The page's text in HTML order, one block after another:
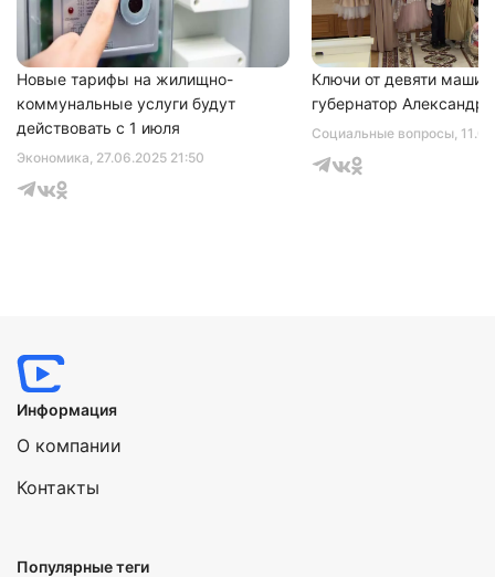
Экономика, 27.06.2025 21:50
Новые тарифы на жилищно-
коммунальные услуги будут
действовать с 1 июля
Социальные вопросы,
Ключи от девяти машин
губернатор Александр
Информация
О компании
Контакты
Популярные теги